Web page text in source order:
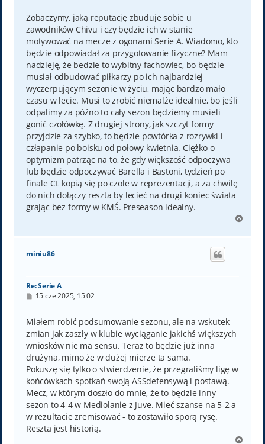
Zobaczymy, jaką reputację zbuduje sobie u
zawodników Chivu i czy będzie ich w stanie
motywować na mecze z ogonami Serie A. Wiadomo, kto
będzie odpowiadał za przygotowanie fizyczne? Mam
nadzieję, że bedzie to wybitny fachowiec, bo będzie
musiał odbudować piłkarzy po ich najbardziej
wyczerpującym sezonie w życiu, mając bardzo mało
czasu w lecie. Musi to zrobić niemalże idealnie, bo jeśli
odpalimy za późno to cały sezon będziemy musieli
gonić czołówkę. Z drugiej strony, jak szczyt formy
przyjdzie za szybko, to będzie powtórka z rozrywki i
człapanie po boisku od połowy kwietnia. Ciężko o
optymizm patrząc na to, że gdy większość odpoczywa
lub będzie odpoczywać Barella i Bastoni, tydzień po
finale CL kopią się po czole w reprezentacji, a za chwilę
do nich dołączy reszta by lecieć na drugi koniec świata
grając bez formy w KMŚ. Preseason idealny.
g
miniu86
Re: Serie A
P
t
15 cze 2025, 15:02
Miałem robić podsumowanie sezonu, ale na wskutek
zmian jak zaszły w klubie wyciąganie jakichś większych
wniosków nie ma sensu. Teraz to będzie już inna
drużyna, mimo że w dużej mierze ta sama.
Pokuszę się tylko o stwierdzenie, że przegraliśmy ligę w
końcówkach spotkań swoją ASSdefensywą i postawą.
Mecz, w którym doszło do mnie, że to będzie inny
sezon to 4-4 w Mediolanie z Juve. Mieć szanse na 5-2 a
w rezultacie zremisować - to zostawiło sporą rysę.
Reszta jest historią.